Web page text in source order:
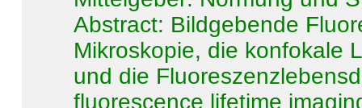
Abstract: Bildgebende
Mikroskopie, die konfokale
und die
fluorescence lifetime